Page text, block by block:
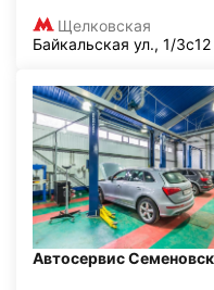
Щелковская
Байкальская ул., 1/3с12
Автосервис